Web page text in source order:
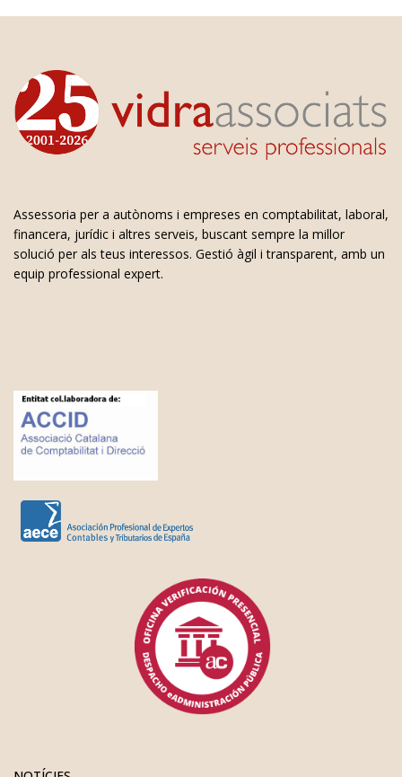
Assessoria per a autònoms i empreses en comptabilitat, laboral,
financera, jurídic i altres serveis, buscant sempre la millor
solució per als teus interessos. Gestió àgil i transparent, amb un
equip professional expert.